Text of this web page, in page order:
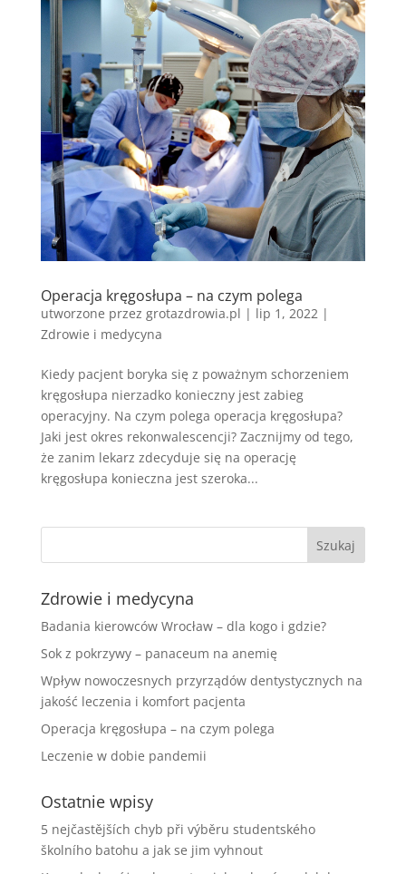
Operacja kręgosłupa – na czym polega
utworzone przez grotazdrowia.pl | lip 1, 2022 |
Zdrowie i medycyna
Kiedy pacjent boryka się z poważnym schorzeniem
kręgosłupa nierzadko konieczny jest zabieg
operacyjny. Na czym polega operacja kręgosłupa?
Jaki jest okres rekonwalescencji? Zacznijmy od tego,
że zanim lekarz zdecyduje się na operację
kręgosłupa konieczna jest szeroka...
Zdrowie i medycyna
Badania kierowców Wrocław – dla kogo i gdzie?
Sok z pokrzywy – panaceum na anemię
Wpływ nowoczesnych przyrządów dentystycznych na
jakość leczenia i komfort pacjenta
Operacja kręgosłupa – na czym polega
Leczenie w dobie pandemii
Ostatnie wpisy
5 nejčastějších chyb při výběru studentského
školního batohu a jak se jim vyhnout